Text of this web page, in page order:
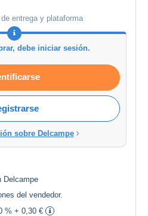
entrega y plataforma
debe iniciar sesión.
sobre Delcampe
Delcampe
del vendedor.
% + 0,30 €